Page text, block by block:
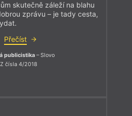
skutečně záleží na blahu
zprávu – je tady cesta,
Přečíst
publicistika – Slovo
Z čísla 4/2018